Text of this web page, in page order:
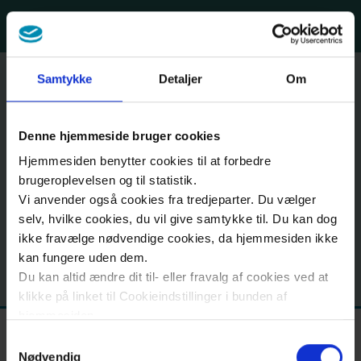
Samtykke Detaljer Om
Denne hjemmeside bruger cookies
Hjemmesiden benytter cookies til at forbedre
brugeroplevelsen og til statistik.
Vi anvender også cookies fra tredjeparter. Du vælger
selv, hvilke cookies, du vil give samtykke til. Du kan dog
ikke fravælge nødvendige cookies, da hjemmesiden ikke
kan fungere uden dem.
Du kan altid ændre dit til- eller fravalg af cookies ved at
klikke på linket til Cookieindstillinger i bunden af
Læs mere om brugen af cookies på vores hjemmeside
Nødvendig
SkipToMain.AriaLabel
Back pain
Life
with
back
pain
Why
back
Life with back pain
Lifestyle and back pain are often linked, and
an active lifestyle, knowledge about the pain,
and not being afraid of your pain are all very
important in the fight against your back pain.